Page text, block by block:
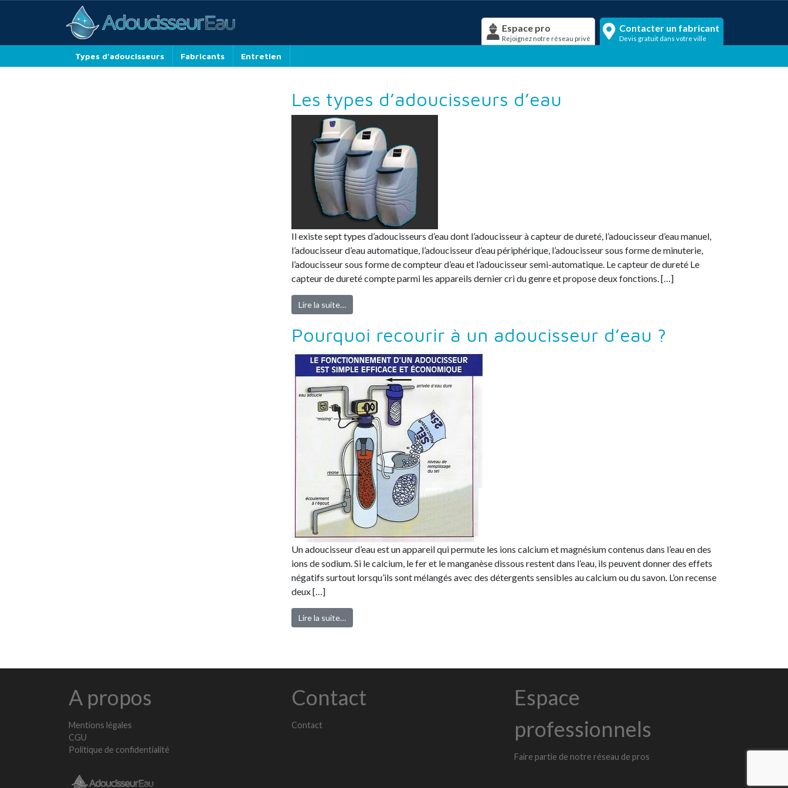
Espace pro
Rejoignez notre réseau privé
Contacter un fabricant
Devis gratuit dans votre ville
Types d’adoucisseurs Fabricants Entretien
Les types d’adoucisseurs d’eau
Il existe sept types d’adoucisseurs d’eau dont l’adoucisseur à capteur de dureté, l’adoucisseur d’eau manuel,
l’adoucisseur d’eau automatique, l’adoucisseur d’eau périphérique, l’adoucisseur sous forme de minuterie,
l’adoucisseur sous forme de compteur d’eau et l’adoucisseur semi-automatique. Le capteur de dureté Le
capteur de dureté compte parmi les appareils dernier cri du genre et propose deux fonctions. […]
Lire la suite…
Pourquoi recourir à un adoucisseur d’eau ?
Un adoucisseur d’eau est un appareil qui permute les ions calcium et magnésium contenus dans l’eau en des
ions de sodium. Si le calcium, le fer et le manganèse dissous restent dans l’eau, ils peuvent donner des effets
négatifs surtout lorsqu’ils sont mélangés avec des détergents sensibles au calcium ou du savon. L’on recense
deux […]
Lire la suite…
A propos
Mentions légales
CGU
Politique de confidentialité
Contact
Contact
Espace
professionnels
Faire partie de notre réseau de pros